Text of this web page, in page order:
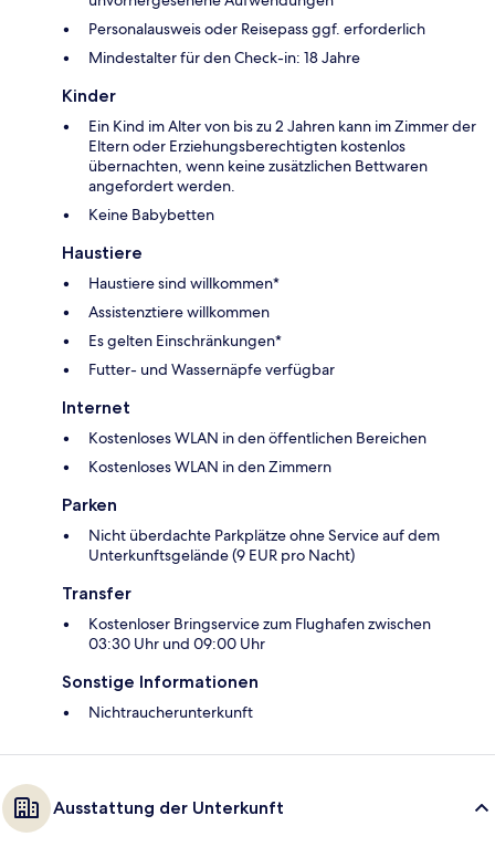
Personalausweis oder Reisepass ggf. erforderlich
Mindestalter für den Check-in: 18 Jahre
Kinder
Ein Kind im Alter von bis zu 2 Jahren kann im Zimmer der
Eltern oder Erziehungsberechtigten kostenlos
übernachten, wenn keine zusätzlichen Bettwaren
angefordert werden.
Keine Babybetten
Haustiere
Haustiere sind willkommen*
Assistenztiere willkommen
Es gelten Einschränkungen*
Futter- und Wassernäpfe verfügbar
Internet
Kostenloses WLAN in den öffentlichen Bereichen
Kostenloses WLAN in den Zimmern
Parken
Nicht überdachte Parkplätze ohne Service auf dem
Unterkunftsgelände (9 EUR pro Nacht)
Transfer
Kostenloser Bringservice zum Flughafen zwischen
03:30 Uhr und 09:00 Uhr
Sonstige Informationen
Nichtraucherunterkunft
Ausstattung der Unterkunft